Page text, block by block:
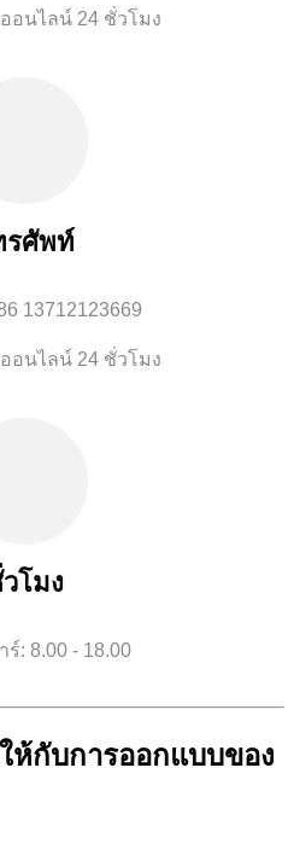
อนไลน์ 24 ชั่วโมง
รศัพท์
13712123669
อนไลน์ 24 ชั่วโมง
โมง
ร์: 8.00 - 18.00
ห้กับการออกแบบของ